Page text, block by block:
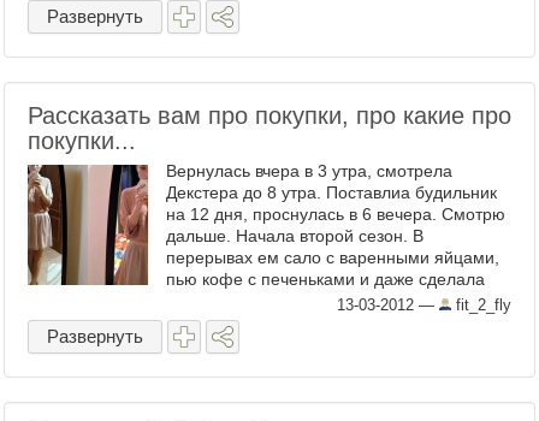
Развернуть
Рассказать вам про покупки, про какие про
покупки...
Вернулась вчера в 3 утра, смотрела
Декстера до 8 утра. Поставлиа будильник
на 12 дня, проснулась в 6 вечера. Смотрю
дальше. Начала второй сезон. В
перерывах ем сало с варенными яйцами,
пью кофе с печеньками и даже сделала
кучу говно-коллажей своих ...
13-03-2012 — fit_2_fly
Развернуть